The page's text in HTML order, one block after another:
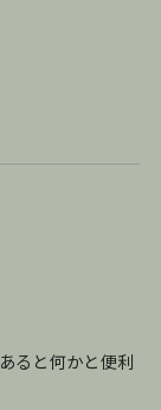
ると何かと便利